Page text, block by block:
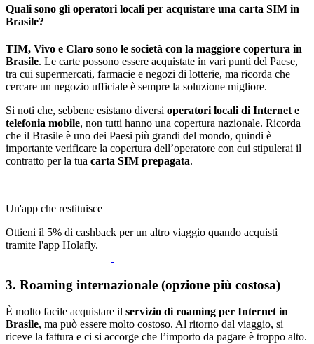
Quali sono gli operatori locali per acquistare una carta SIM in
Brasile?
TIM, Vivo e Claro sono le società con la maggiore copertura in
Brasile. Le carte possono essere acquistate in vari punti del Paese,
tra cui supermercati, farmacie e negozi di lotterie, ma ricorda che
cercare un negozio ufficiale è sempre la soluzione migliore.
Si noti che, sebbene esistano diversi operatori locali di Internet e
telefonia mobile, non tutti hanno una copertura nazionale. Ricorda
che il Brasile è uno dei Paesi più grandi del mondo, quindi è
importante verificare la copertura dell’operatore con cui stipulerai il
contratto per la tua carta SIM prepagata.
Un'app che restituisce
Ottieni il 5% di cashback per un altro viaggio quando acquisti
tramite l'app Holafly.
3. Roaming internazionale (opzione più costosa)
È molto facile acquistare il servizio di roaming per Internet in
Brasile, ma può essere molto costoso. Al ritorno dal viaggio, si
riceve la fattura e ci si accorge che l’importo da pagare è troppo alto.